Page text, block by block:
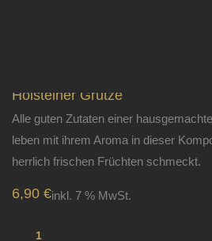
Holsteiner Grütze
Alle guten Zutaten einer
leben mit ihrem Aroma in dieser
herrlich frischen Früchten schmeckt.
6,90 €inkl. 7 % MwSt.